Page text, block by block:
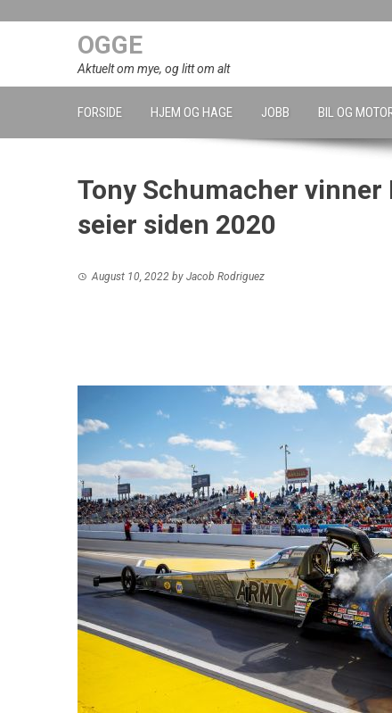
OGGE
Aktuelt om mye, og litt om alt
FORSIDE HJEM OG HAGE JOBB BIL OG
Tony Schumacher
seier siden 2020
August 10, 2022 by Jacob Rodriguez